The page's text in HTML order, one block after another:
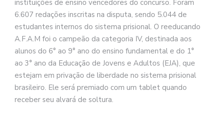
instituições de ensino vencedores do concurso. Foram
6.607 redações inscritas na disputa, sendo 5.044 de
estudantes internos do sistema prisional. O reeducando
A.F.A.M foi o campeão da categoria IV, destinada aos
alunos do 6° ao 9° ano do ensino fundamental e do 1°
ao 3° ano da Educação de Jovens e Adultos (EJA), que
estejam em privação de liberdade no sistema prisional
brasileiro. Ele será premiado com um tablet quando
receber seu alvará de soltura.